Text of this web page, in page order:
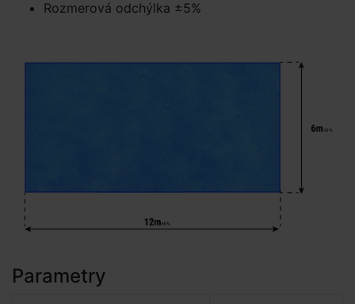
Rozmerová odchýlka ±5%
Parametry